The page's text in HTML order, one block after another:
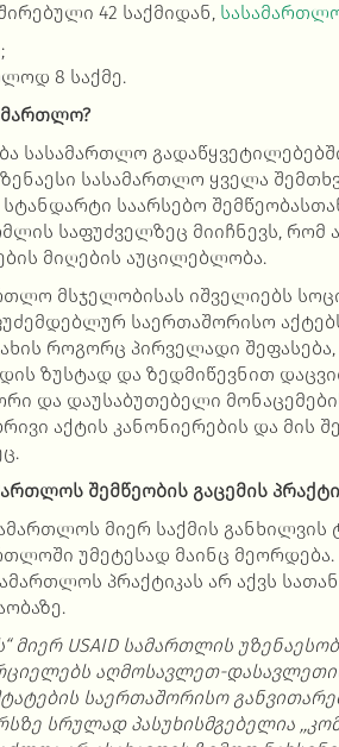
42 საქმიდან,
8 საქმე.
სასამართლო
სასამართლო ყველა
საარსებო
საფუძველზეც მიიჩნევს, რომ
მიღების აუცილებლობა.
მსჯელობისას იშველიებს
საერთაშორისო
როგორც პირველადი შეფასება,
ზუსტად და ზედმიწევნით
და დაუსაბუთებელი
აქტის კანონიერების და მის
შემწეობის გაცემის
მიერ საქმის განხილვის
უმეტესად მაინც
პრაქტიკას არ აქვს
მიერUSAID სამართლის
აღმოსავლეთ-
საერთაშორისო
სრულად პასუხისმგებელია ,,